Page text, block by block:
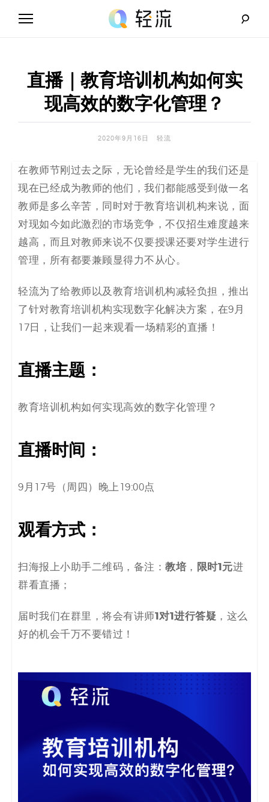
流
_
A
无
代
码
解
决
方
案
_
代
码
代
案
例
白
书
直播｜教育培训机构如何实
现高效的数字化管理？
2020年9月16日 轻流
在教师节刚过去之际，无论曾经是学生的我们还是
现在已经成为教师的他们，我们都能感受到做一名
教师是多么辛苦，同时对于教育培训机构来说，面
对现如今如此激烈的市场竞争，不仅招生难度越来
越高，而且对教师来说不仅要授课还要对学生进行
管理，所有都要兼顾显得力不从心。
轻流为了给教师以及教育培训机构减轻负担，推出
了针对教育培训机构实现数字化解决方案，在9月
17日，让我们一起来观看一场精彩的直播！
直播主题：
教育培训机构如何实现高效的数字化管理？
直播时间：
9月17号（周四）晚上19:00点
观看方式：
扫海报上小助手二维码，备注： 教培， 限时1元进
群看直播；
届时我们在群里，将会有讲师1对1进行答疑 ，这么
好的机会千万不要错过！